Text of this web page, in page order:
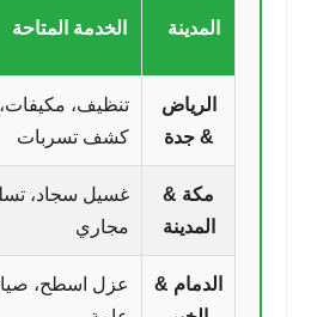
المدينة الخدمة المتاحة
الرياض
& جدة
تنظيف، مكيفات،
كشف تسربات
مكة &
المدينة
غسيل سجاد، تسليك
مجاري
الدمام &
عزل اسطح، صيانة